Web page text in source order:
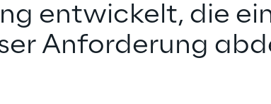
entwickelt, die
Anforderung